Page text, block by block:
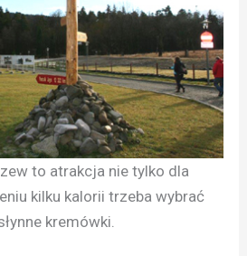
to atrakcja nie tylko dla
kilku kalorii trzeba wybrać
kremówki.